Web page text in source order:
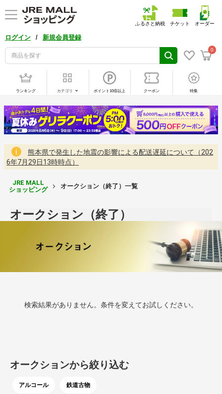
ログイン / 新規会員登録
0
ふるさと納税 チケット オーダー
ランキング カテゴリ ポイント10倍以上 クーポン 特集
熊本県で発生した地震の影響による配送遅延について（202
6年7月29日13時時点）
JRE MALL
ショッピング
オークション（終了）一覧
オークション（終了）
検索結果がありません。条件を変えてお試しください。
オークションから絞り込む
アルコール 鉄道古物